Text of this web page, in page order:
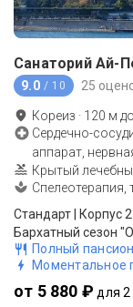
Санаторий Ай-
9.0 / 10 25
Кореиз · 120 м до
Сердечно-
аппарат,
Крытый
Спелеотерапия,
Стандарт | Корпус
Бархатный сезон
Полный
Моментальное
от 5 880 ₽ для 2